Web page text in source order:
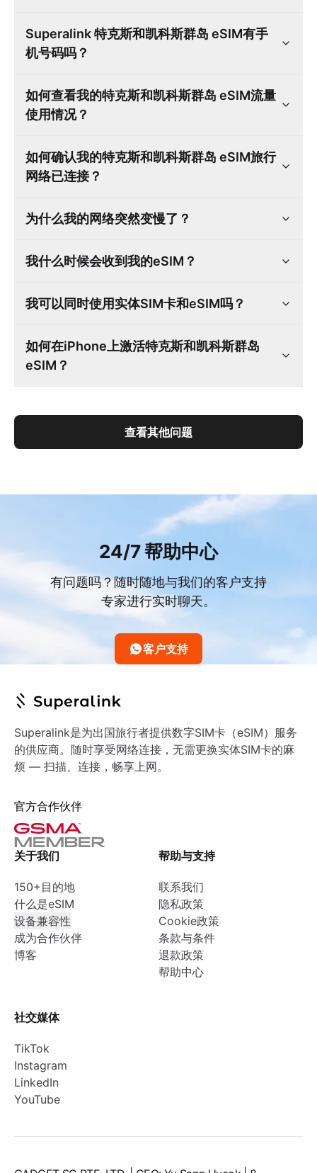
Superalink 特克斯和凯科斯群岛 eSIM有手
机号码吗？
如何查看我的特克斯和凯科斯群岛 eSIM流量
使用情况？
如何确认我的特克斯和凯科斯群岛 eSIM旅行
网络已连接？
为什么我的网络突然变慢了？
我什么时候会收到我的eSIM？
我可以同时使用实体SIM卡和eSIM吗？
如何在iPhone上激活特克斯和凯科斯群岛
eSIM？
查看其他问题
24/7 帮助中心
有问题吗？随时随地与我们的客户支持
专家进行实时聊天。
客户支持
Superalink是为出国旅行者提供数字SIM卡（eSIM）服务
的供应商。随时享受网络连接，无需更换实体SIM卡的麻
烦 — 扫描、连接，畅享上网。
官方合作伙伴
关于我们
150+目的地
什么是eSIM
设备兼容性
成为合作伙伴
博客
帮助与支持
联系我们
隐私政策
Cookie政策
条款与条件
退款政策
帮助中心
社交媒体
TikTok
Instagram
LinkedIn
YouTube